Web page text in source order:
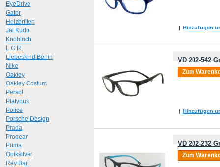
| Hinzufügen
VD 202-542
Zum
| Hinzufügen
VD 202-232
Zum
EyeDrive
Gator
Holzbrillen
Jai Kudo
Knobloch
L.G.R.
Liebeskind Berlin
Nike
Oakley
Oakley Costum
Persol
Platypus
Police
Porsche-Design
Prada
Progear
Puma
Quiksilver
Ray Ban